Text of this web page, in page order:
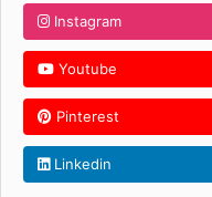
Instagram
Youtube
Pinterest
Linkedin